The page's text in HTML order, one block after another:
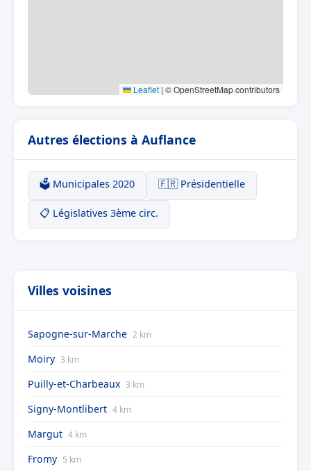
Leaflet | © OpenStreetMap contributors
Autres élections à Auflance
🗳️ Municipales 2020 🇫🇷 Présidentielle
📋 Législatives 3ème circ.
Villes voisines
Sapogne-sur-Marche 2 km
Moiry 3 km
Puilly-et-Charbeaux 3 km
Signy-Montlibert 4 km
Margut 4 km
Fromy 5 km